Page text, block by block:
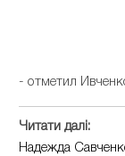
- отметил
Читати далі:
Надежда